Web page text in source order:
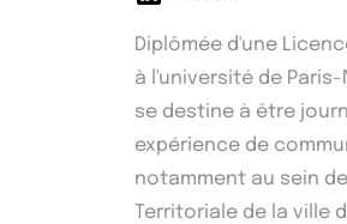
Diplômée d'une
à l'université de
se destine à être
expérience de
notamment au sein
Territoriale de la ville